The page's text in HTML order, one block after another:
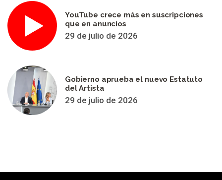
YouTube crece más en suscripciones
que en anuncios
29 de julio de 2026
Gobierno aprueba el nuevo Estatuto
del Artista
29 de julio de 2026